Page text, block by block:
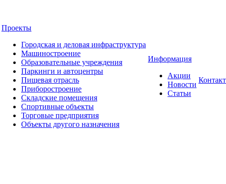
Проекты
Городская и деловая инфраструктура
Машиностроение
Образовательные учреждения
Паркинги и автоцентры
Пищевая отрасль
Приборостроение
Складские помещения
Спортивные объекты
Торговые предприятия
Объекты другого назначения
Информация
Акции
Новости
Статьи